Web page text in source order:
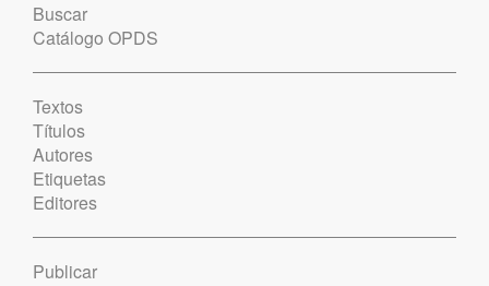
Buscar
Catálogo OPDS
Textos
Títulos
Autores
Etiquetas
Editores
Publicar